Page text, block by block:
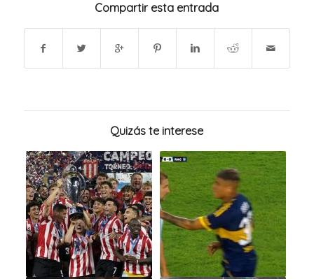
Compartir esta entrada
Quizás te interese